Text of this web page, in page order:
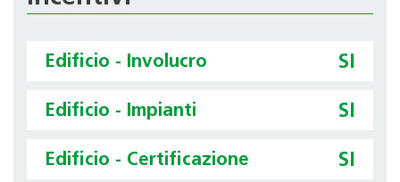
Edificio - Involucro SI
Edificio - Impianti SI
Edificio - Certificazione SI